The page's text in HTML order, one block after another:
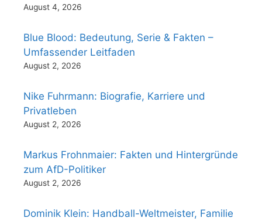
August 4, 2026
Blue Blood: Bedeutung, Serie & Fakten –
Umfassender Leitfaden
August 2, 2026
Nike Fuhrmann: Biografie, Karriere und
Privatleben
August 2, 2026
Markus Frohnmaier: Fakten und Hintergründe
zum AfD-Politiker
August 2, 2026
Dominik Klein: Handball-Weltmeister, Familie